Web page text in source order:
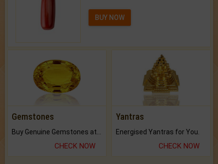
BUY NOW
Gemstones
CHECK NOW
Yantras
Energised Yantras for You.
CHECK NOW